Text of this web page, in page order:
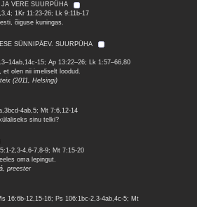
VERE SUURPÜHA
1Kr 11:23-26; Lk 9:11b-17
õiguse kuningas.
SÜNNIPÄEV. SUURPÜHA
15; Ap 13:22–26; Lk 1:57–66,80
olen nii imeliselt loodud.
(2011, Helsingi)
4ab,5; Mt 7:6,12-14
sinu telki?
2,3-4,6-7,8-9; Mt 7:15-20
oma lepingut.
preester
16:6b-12,15-16; Ps 106:1bc-2,3-4ab,4c-5; Mt